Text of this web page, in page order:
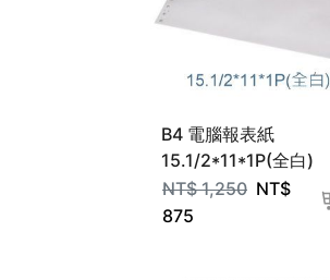
B4 電腦報表紙
15.1/2*11*1P(全白)
NT$1,250 NT$
875